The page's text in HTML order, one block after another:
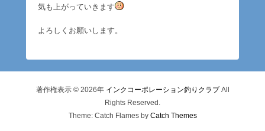
気も上がっていきます
よろしくお願いします。
著作権表示 © 2026年 インクコーポレーション釣りクラブAll
Rights Reserved.
Theme: Catch Flames by Catch Themes